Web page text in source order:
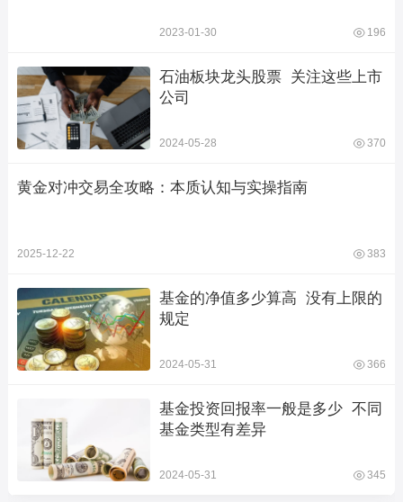
2023-01-30 196
石油板块龙头股票  关注这些上市
公司
2024-05-28 370
黄金对冲交易全攻略：本质认知与实操指南
2025-12-22 383
基金的净值多少算高  没有上限的
规定
2024-05-31 366
基金投资回报率一般是多少  不同
基金类型有差异
2024-05-31 345